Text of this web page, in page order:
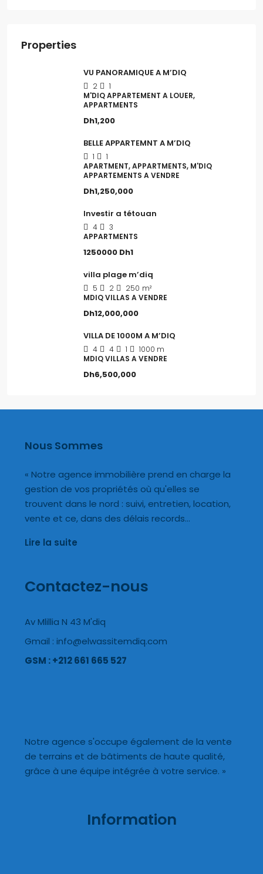
Properties
VU PANORAMIQUE A M’DIQ
2
1
M'DIQ APPARTEMENT A LOUER,
APPARTMENTS
Dh1,200
BELLE APPARTEMNT A M’DIQ
1
1
APARTMENT, APPARTMENTS, M'DIQ
APPARTEMENTS A VENDRE
Dh1,250,000
Investir a tétouan
4
3
APPARTMENTS
1250000 Dh1
villa plage m’diq
5 2 250 m²
MDIQ VILLAS A VENDRE
Dh12,000,000
VILLA DE 1000M A M’DIQ
4 4 1
1000 m
MDIQ VILLAS A VENDRE
Dh6,500,000
Nous Sommes
« Notre agence immobilière prend en charge la
gestion de vos propriétés où qu'elles se
trouvent dans le nord : suivi, entretien, location,
vente et ce, dans des délais records…
Lire la suite
Contactez-nous
Av Mlillia N 43 M'diq
Gmail : info@elwassitemdiq.com
GSM : +212 661 665 527
Notre agence s'occupe également de la vente
de terrains et de bâtiments de haute qualité,
grâce à une équipe intégrée à votre service. »
Information